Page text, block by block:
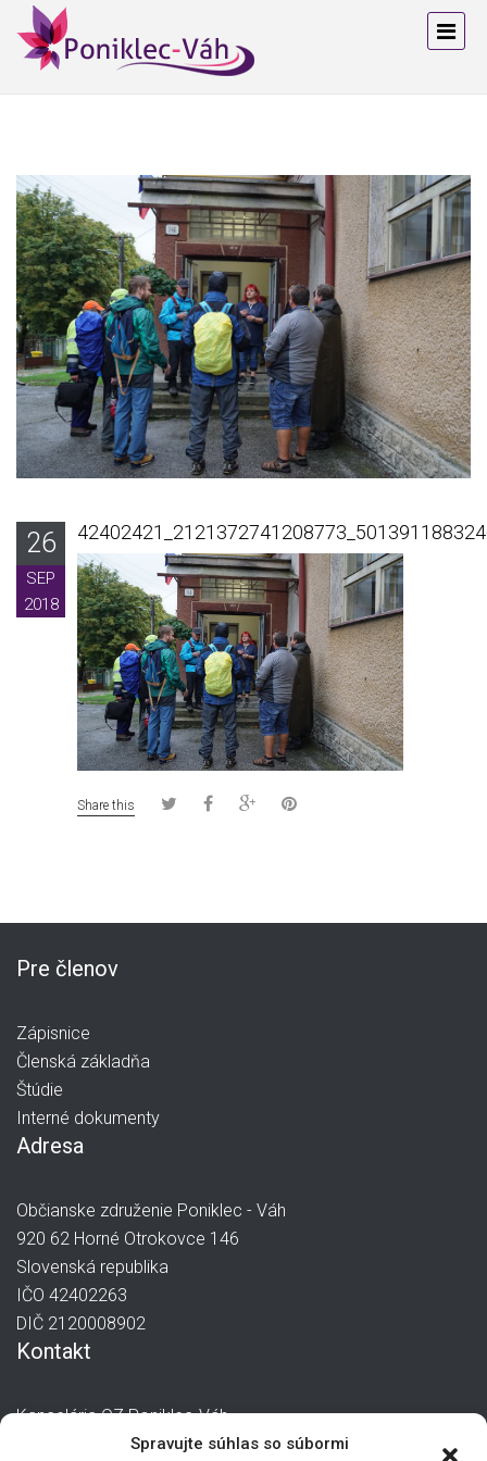
Spravujte súhlas so súbormi
26
SEP
2018
Share this
Pre členov
Zápisnice
Členská základňa
Štúdie
Interné dokumenty
Adresa
Občianske združenie Poniklec - Váh
920 62 Horné Otrokovce 146
Slovenská republika
IČO 42402263
DIČ 2120008902
Kontakt
Kancelária OZ Poniklec-Váh
manager@poniklec-vah.sk